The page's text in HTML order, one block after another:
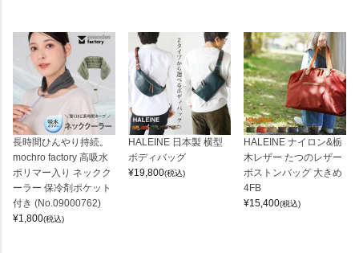
長時間ひんやり持続。
mochro factory 高吸水
ポリマー入り ネックク
ーラー 保冷剤ポケット
付き (No.09000762)
¥1,800(税込)
HALEINE 日本製 横型
ボディバッグ
¥19,800(税込)
HALEINE ナイロン&栃
木レザー たつのレザー
ボストンバッグ 大きめ
4FB
¥15,400(税込)